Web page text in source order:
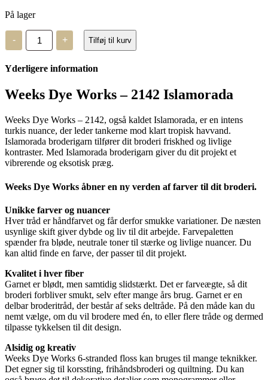
På lager
-
Weeks
Dye
Works
–
2142
+ Tilføj til kurv
Yderligere information
Weeks Dye Works – 2142 Islamorada
Weeks Dye Works – 2142, også kaldet Islamorada, er en intens
turkis nuance, der leder tankerne mod klart tropisk havvand.
Islamorada broderigarn tilfører dit broderi friskhed og livlige
kontraster. Med Islamorada broderigarn giver du dit projekt et
vibrerende og eksotisk præg.
Weeks Dye Works åbner en ny verden af farver til dit broderi.
Unikke farver og nuancer
Hver tråd er håndfarvet og får derfor smukke variationer. De næsten
usynlige skift giver dybde og liv til dit arbejde. Farvepaletten
spænder fra bløde, neutrale toner til stærke og livlige nuancer. Du
kan altid finde en farve, der passer til dit projekt.
Kvalitet i hver fiber
Garnet er blødt, men samtidig slidstærkt. Det er farveægte, så dit
broderi forbliver smukt, selv efter mange års brug. Garnet er en
delbar broderitråd, der består af seks deltråde. På den måde kan du
nemt vælge, om du vil brodere med én, to eller flere tråde og dermed
tilpasse tykkelsen til dit design.
Alsidig og kreativ
Weeks Dye Works 6-stranded floss kan bruges til mange teknikker.
Det egner sig til korssting, frihåndsbroderi og quiltning. Du kan